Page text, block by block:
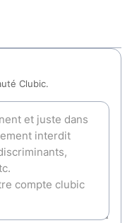
Clubic.